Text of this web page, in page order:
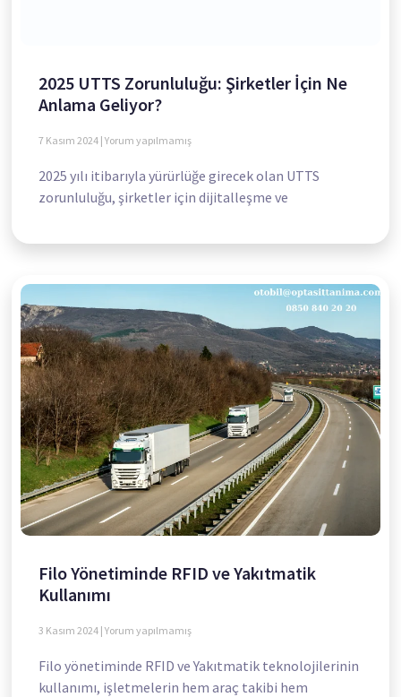
2025 UTTS Zorunluluğu: Şirketler İçin Ne
Anlama Geliyor?
7 Kasım 2024 Yorum yapılmamış
2025 yılı itibarıyla yürürlüğe girecek olan UTTS
zorunluluğu, şirketler için dijitalleşme ve
Filo Yönetiminde RFID ve Yakıtmatik
Kullanımı
3 Kasım 2024 Yorum yapılmamış
Filo yönetiminde RFID ve Yakıtmatik teknolojilerinin
kullanımı, işletmelerin hem araç takibi hem